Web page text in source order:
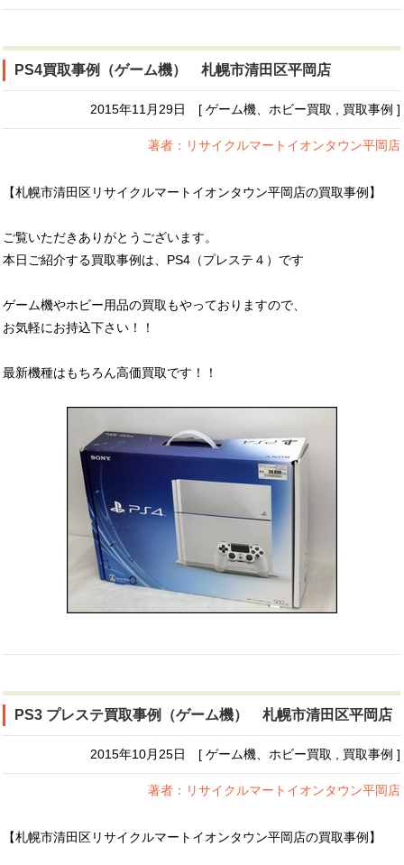
PS4買取事例（ゲーム機） 札幌市清田区平岡店
2015年11月29日 [ ゲーム機、ホビー買取 , 買取事例 ]
著者：リサイクルマートイオンタウン平岡店
【札幌市清田区リサイクルマートイオンタウン平岡店の買取事例】
ご覧いただきありがとうございます。
本日ご紹介する買取事例は、PS4（プレステ４）です
ゲーム機やホビー用品の買取もやっておりますので、
お気軽にお持込下さい！！
最新機種はもちろん高価買取です！！
PS3 プレステ買取事例（ゲーム機） 札幌市清田区平岡店
2015年10月25日 [ ゲーム機、ホビー買取 , 買取事例 ]
著者：リサイクルマートイオンタウン平岡店
【札幌市清田区リサイクルマートイオンタウン平岡店の買取事例】